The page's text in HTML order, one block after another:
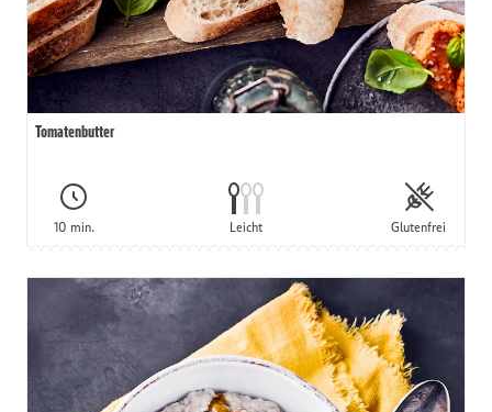
Tomatenbutter
10 min. Leicht Glutenfrei